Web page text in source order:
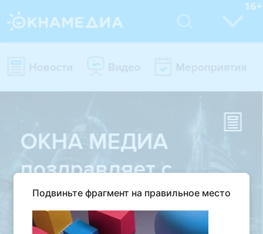
Подвиньте фрагмент на правильное место